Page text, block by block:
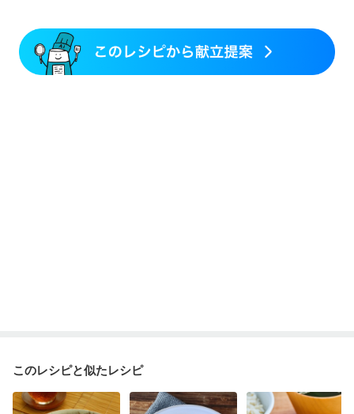
乳がん（放射線治療中）
乳がん治療を終えた方・経過観察中の方など
胃がん治療を終えた方・経過観察中の方
このレシピと似たレシピ